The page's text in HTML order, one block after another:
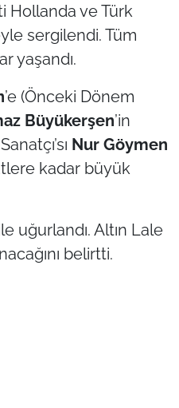
Hollanda ve Türk
sergilendi. Tüm
yaşandı.
’e (Önceki Dönem
Büyükerşen’in
Nur Göymen
kadar büyük
uğurlandı. Altın Lale
belirtti.